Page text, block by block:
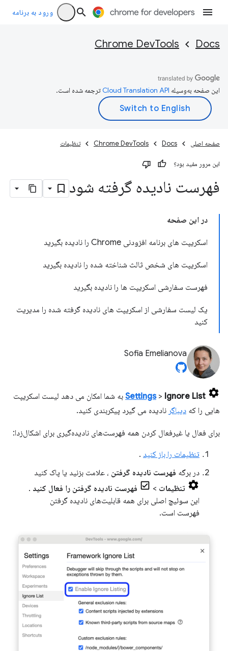
ورود به برنامه
Docs
Chrome DevTools
این صفحه به‌وسیله ترجمه شده است.
صفحه اصلی Docs
Chrome DevTools تنظیمات
این مرور مفید بود؟
فهرست نادیده گرفته شود
در این صفحه
اسکریپت های برنامه افزودنی Chrome را نادیده بگیرید
اسکریپت های شخص ثالث شناخته شده را نادیده بگیرید
فهرست سفارشی اسکریپت ها را نادیده بگیرید
یک لیست سفارشی از اسکریپت های نادیده گرفته شده را مدیریت
کنید
Sofia Emelianova
Settings> Ignore List
به شما امکان می دهد لیست اسکریپت
هایی را که دیباگر نادیده می گیرد پیکربندی کنید.
برای فعال یا غیرفعال کردن همه فهرست‌های نادیده‌گیری برای اشکال‌زدا:
تنظیمات را باز کنید .
در برگه فهرست نادیده گرفتن ، علامت بزنید یا پاک کنید
تنظیمات > فهرست نادیده گرفتن را فعال کنید .
این سوئیچ اصلی برای همه قابلیت‌های نادیده گرفتن
فهرست است.